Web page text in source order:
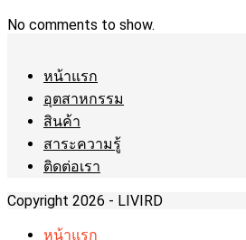
No comments to show.
หน้าแรก
อุตสาหกรรม
สินค้า
สาระความรู้
ติดต่อเรา
Copyright 2026 - LIVIRD
หน้าแรก